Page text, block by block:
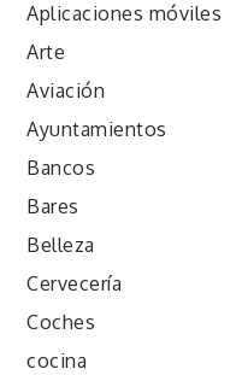
Aplicaciones móviles
Arte
Aviación
Ayuntamientos
Bancos
Bares
Belleza
Cervecería
Coches
cocina